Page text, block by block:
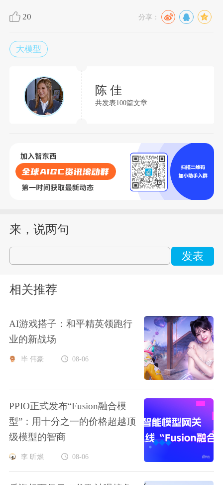
20 分享：
大模型
陈 佳
共发表100篇文章
来，说两句
发表
相关推荐
AI游戏搭子：和平精英领跑行
业的新战场
毕 伟豪 08-06
PPIO正式发布“Fusion融合模
型”：用十分之一的价格超越顶
级模型的智商
李 昕燃 08-06